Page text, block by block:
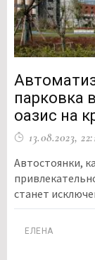
парковка
оазис на
13.08.2023,
Автостоянки,
станет
ЕЛЕНА